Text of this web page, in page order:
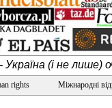
(і не лише)
rights Міжнародні